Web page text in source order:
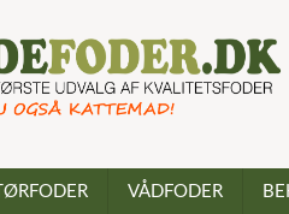
TØRFODER VÅDFODER